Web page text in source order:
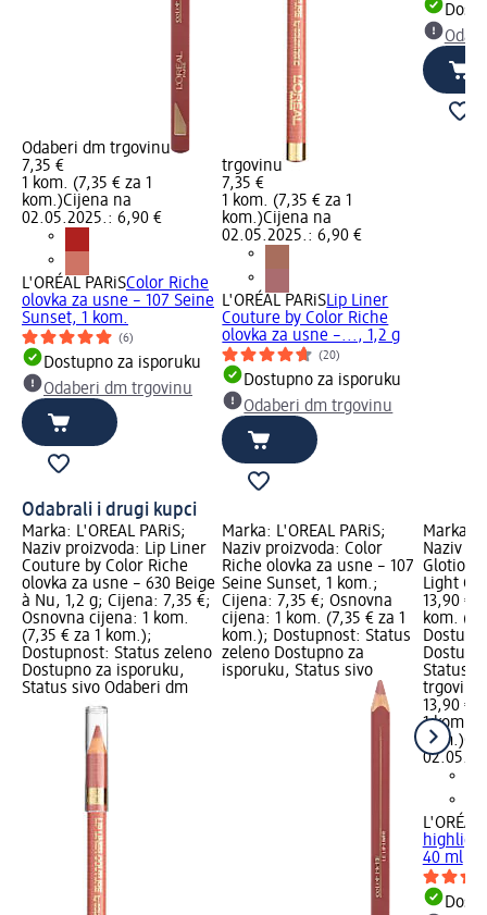
Odaberi dm trgovinu
7,35 €
1 kom. (7,35 € za 1
kom.)Cijena na
02.05.2025.: 6,90 €
L'ORÉAL PARiSColor Riche
olovka za usne – 107 Seine
Sunset, 1 kom.
(6)
Dostupno za isporuku
Odaberi dm trgovinu
trgovinu
7,35 €
1 kom. (7,35 € za 1
kom.)Cijena na
02.05.2025.: 6,90 €
L'ORÉAL PARiSLip Liner
Couture by Color Riche
olovka za usne –..., 1,2 g
(20)
Dostupno za isporuku
Odaberi dm trgovinu
Odabrali i drugi kupci
Marka: L'ORÉAL PARiS;
Naziv proizvoda: Lip Liner
Couture by Color Riche
olovka za usne – 630 Beige
à Nu, 1,2 g; Cijena: 7,35 €;
Osnovna cijena: 1 kom.
(7,35 € za 1 kom.);
Dostupnost: Status zeleno
Dostupno za isporuku,
Status sivo Odaberi dm
Marka: L'ORÉAL PARiS;
Naziv proizvoda: Color
Riche olovka za usne – 107
Seine Sunset, 1 kom.;
Cijena: 7,35 €; Osnovna
cijena: 1 kom. (7,35 € za 1
kom.); Dostupnost: Status
zeleno Dostupno za
isporuku, Status sivo
Marka:
Naziv
Glotion
Light
13,90 €;
kom.
Status
trgovinu
13,90 €
1 kom.
kom.)
L'ORÉAL
40 ml